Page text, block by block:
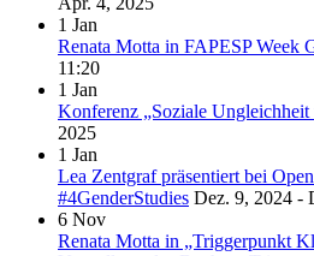
1 Jan
Renata Motta in FAPESP Week
11:20
1 Jan
Konferenz „Soziale Ungleichheit
2025
1 Jan
Lea Zentgraf präsentiert bei
#4GenderStudies Dez. 9, 2024 -
6 Nov
Renata Motta in „Triggerpunkt